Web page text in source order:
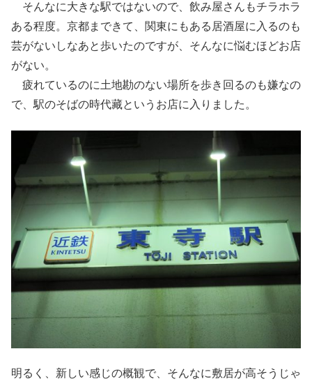
そんなに大きな駅ではないので、飲み屋さんもチラホラ
ある程度。京都まできて、関東にもある居酒屋に入るのも
芸がないしなあと歩いたのですが、そんなに悩むほどお店
がない。
疲れているのに土地勘のない場所を歩き回るのも嫌なの
で、駅のそばの時代藏というお店に入りました。
明るく、新しい感じの概観で、そんなに敷居が高そうじゃ